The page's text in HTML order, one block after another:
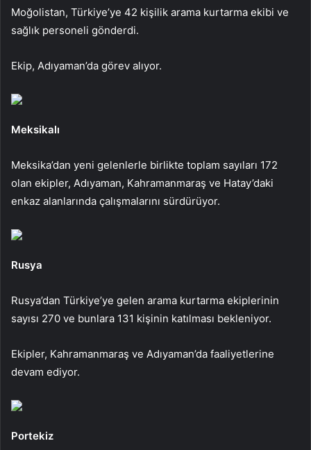
Moğolistan, Türkiye’ye 42 kişilik arama kurtarma ekibi ve
sağlık personeli gönderdi.
Ekip, Adıyaman’da görev alıyor.
Meksikalı
Meksika’dan yeni gelenlerle birlikte toplam sayıları 172
olan ekipler, Adıyaman, Kahramanmaraş ve Hatay’daki
enkaz alanlarında çalışmalarını sürdürüyor.
Rusya
Rusya’dan Türkiye’ye gelen arama kurtarma ekiplerinin
sayısı 270 ve bunlara 131 kişinin katılması bekleniyor.
Ekipler, Kahramanmaraş ve Adıyaman’da faaliyetlerine
devam ediyor.
Portekiz